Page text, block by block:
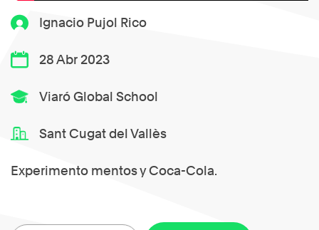
Ignacio Pujol Rico
28 Abr 2023
Viaró Global School
Sant Cugat del Vallès
Experimento mentos y Coca-Cola.